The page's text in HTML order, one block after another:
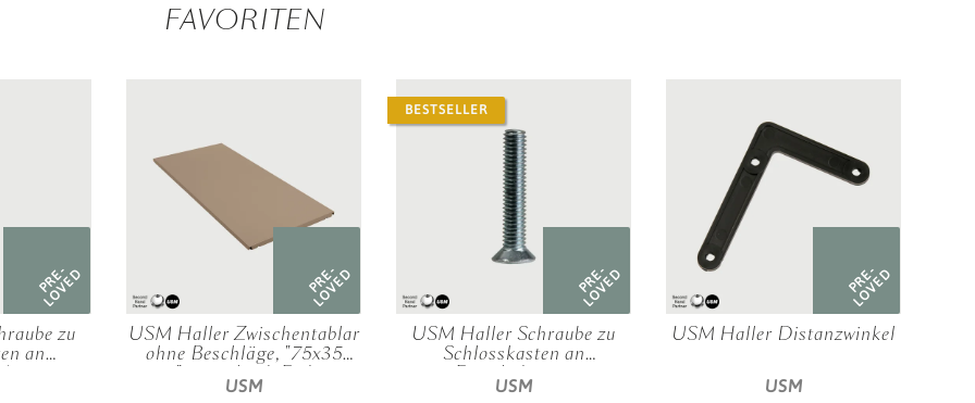
FAVORITEN
PRE-
LOVED
zu
an
PRE-
LOVED
USM Haller Zwischentablar
ohne Beschläge, "75x35
cm", verschied. Farben
USM
BESTSELLER
PRE-
LOVED
USM Haller Schraube zu
Schlosskasten an
Einschubtüren
USM
PRE-
LOVED
USM Haller Distanzwinkel
USM